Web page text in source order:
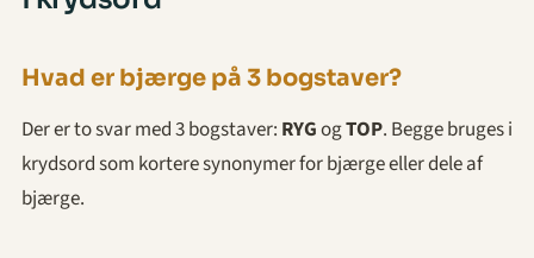
Hvad er bjærge på 3 bogstaver?
Der er to svar med 3 bogstaver: RYGogTOP. Begge bruges i
krydsord som kortere synonymer for bjærge eller dele af
bjærge.